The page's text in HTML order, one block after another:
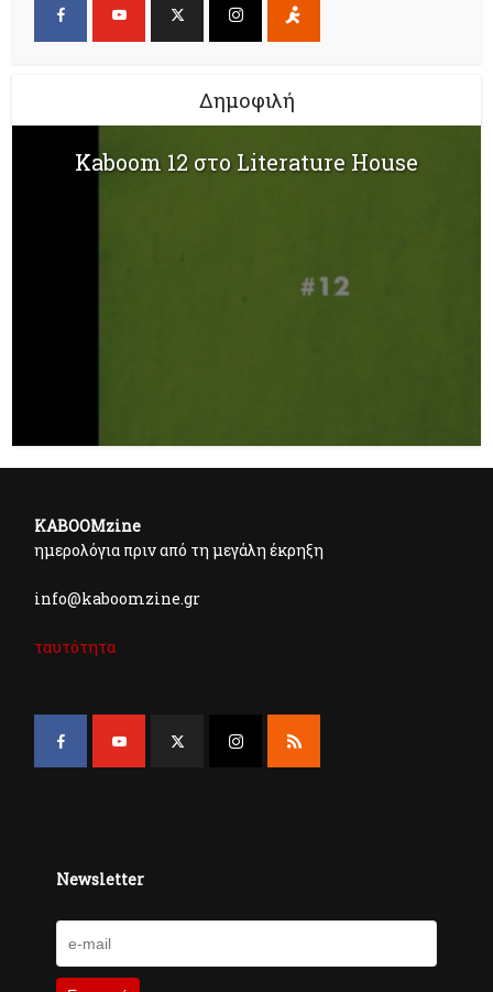
Δημοφιλή
Kaboom 12 στο Literature House
KABOOMzine
ημερολόγια πριν από τη μεγάλη έκρηξη
info@kaboomzine.gr
ταυτότητα
Newsletter